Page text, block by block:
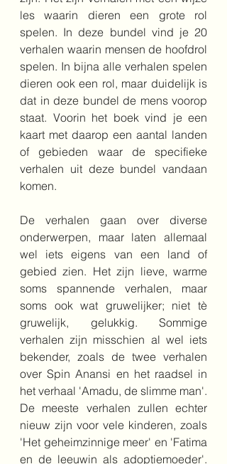
les waarin dieren een grote rol
spelen. In deze bundel vind je 20
verhalen waarin mensen de hoofdrol
spelen. In bijna alle verhalen spelen
dieren ook een rol, maar duidelijk is
dat in deze bundel de mens voorop
staat. Voorin het boek vind je een
kaart met daarop een aantal landen
of gebieden waar de specifieke
verhalen uit deze bundel vandaan
komen.
De verhalen gaan over diverse
onderwerpen, maar laten allemaal
wel iets eigens van een land of
gebied zien. Het zijn lieve, warme
soms spannende verhalen, maar
soms ook wat gruwelijker; niet tè
gruwelijk, gelukkig. Sommige
verhalen zijn misschien al wel iets
bekender, zoals de twee verhalen
over Spin Anansi en het raadsel in
het verhaal 'Amadu, de slimme man'.
De meeste verhalen zullen echter
nieuw zijn voor vele kinderen, zoals
'Het geheimzinnige meer' en 'Fatima
en de leeuwin als adoptiemoeder'.